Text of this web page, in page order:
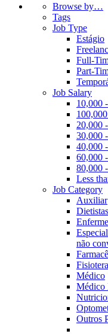
Browse by…
Tags
Job Type
Estágio
Full-
Part-
Job Salary
10,000
20,000
30,000
40,000
60,000
80,000
Less
Job Category
Auxiliar
Dietistas
não
Médico
Médico
Outros